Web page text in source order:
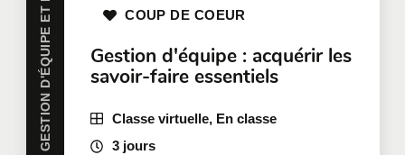
Toutes nos formations peuvent être offertes en
entreprise et personnalisées selon vos besoins.
Pour plus d'information, nous vous invitons à
communiquer avec nousou à remplir une demande
de soumission en ligne.
Prénom
GESTION D'ÉQUIPE ET RH Gestion d'équipe : acquérir les
savoir-faire essentiels
COUP DE COEUR
Classe virtuelle, En classe
3 jours